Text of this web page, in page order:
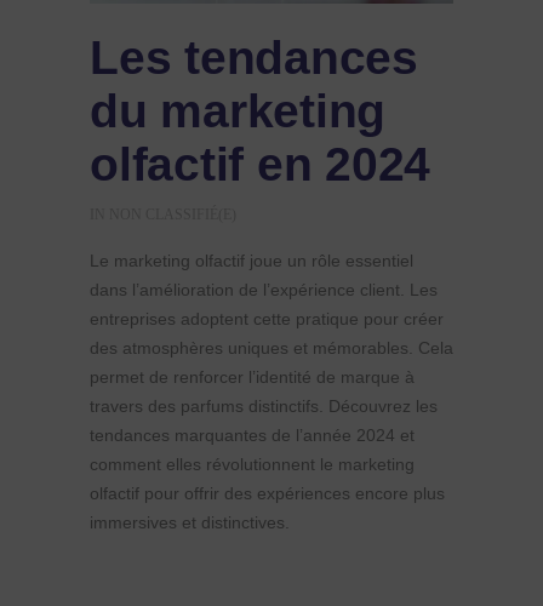
Les tendances
du marketing
olfactif en 2024
Le marketing olfactif joue un rôle essentiel
dans l’amélioration de l’expérience client. Les
entreprises adoptent cette pratique pour créer
des atmosphères uniques et mémorables. Cela
permet de renforcer l’identité de marque à
travers des parfums distinctifs. Découvrez les
tendances marquantes de l’année 2024 et
comment elles révolutionnent le marketing
olfactif pour offrir des expériences encore plus
immersives et distinctives.